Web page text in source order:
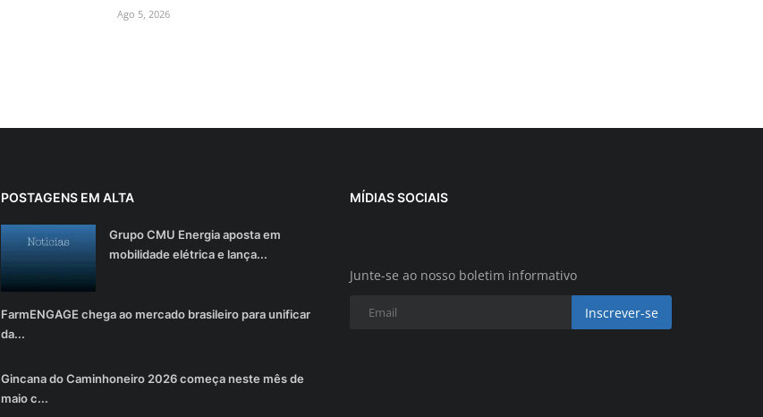
Ago 5, 2026
POSTAGENS EM ALTA
Grupo CMU Energia aposta em
mobilidade elétrica e lança...
FarmENGAGE chega ao mercado brasileiro para unificar
da...
Gincana do Caminhoneiro 2026 começa neste mês de
maio c...
MÍDIAS SOCIAIS
Junte-se ao nosso boletim informativo
Inscrever-se